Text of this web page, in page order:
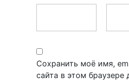
Сохранить моё имя,
сайта в этом браузере